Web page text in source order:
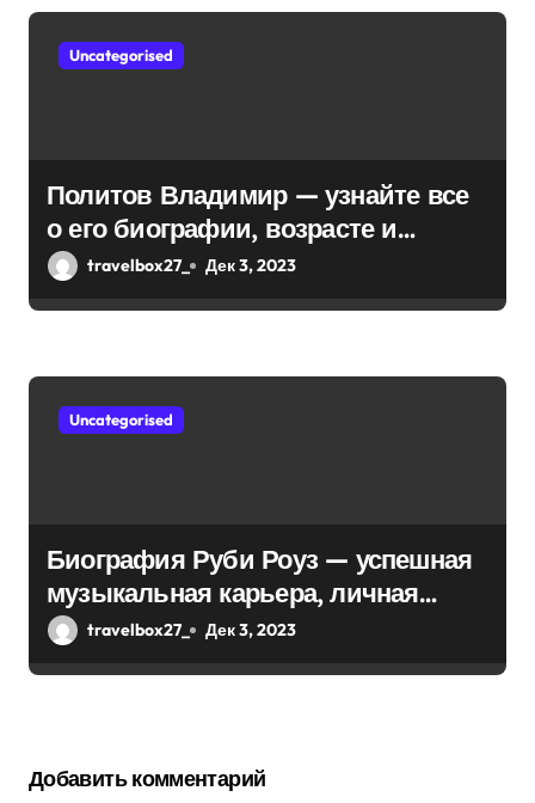
Uncategorised
Политов Владимир — узнайте все
о его биографии, возрасте и
впечатляющих достижениях!
travelbox27_ Дек 3, 2023
Uncategorised
Биография Руби Роуз — успешная
музыкальная карьера, личная
жизнь и знаковые достижения
travelbox27_ Дек 3, 2023
Добавить комментарий